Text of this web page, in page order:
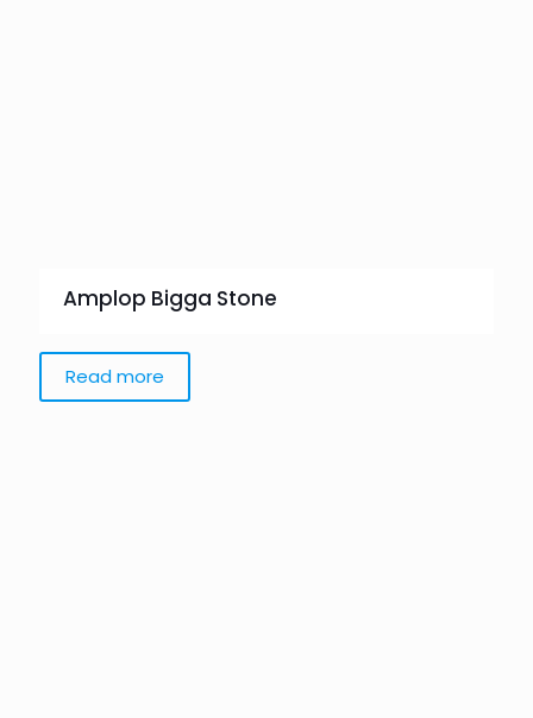
Amplop Bigga Stone
Read more